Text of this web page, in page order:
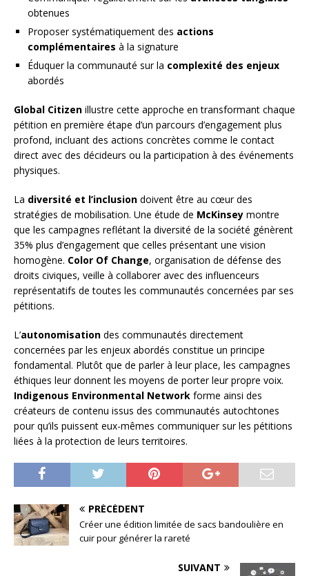
obtenues
Proposer systématiquement des actions
complémentaires à la signature
Éduquer la communauté sur la complexité des enjeux
abordés
Global Citizen illustre cette approche en transformant chaque
pétition en première étape d’un parcours d’engagement plus
profond, incluant des actions concrètes comme le contact
direct avec des décideurs ou la participation à des événements
physiques.
La diversité et l’inclusion doivent être au cœur des
stratégies de mobilisation. Une étude de McKinsey montre
que les campagnes reflétant la diversité de la société génèrent
35% plus d’engagement que celles présentant une vision
homogène. Color Of Change, organisation de défense des
droits civiques, veille à collaborer avec des influenceurs
représentatifs de toutes les communautés concernées par ses
pétitions.
L’autonomisation des communautés directement
concernées par les enjeux abordés constitue un principe
fondamental. Plutôt que de parler à leur place, les campagnes
éthiques leur donnent les moyens de porter leur propre voix.
Indigenous Environmental Network forme ainsi des
créateurs de contenu issus des communautés autochtones
pour qu’ils puissent eux-mêmes communiquer sur les pétitions
liées à la protection de leurs territoires.
PRÉCÉDENT
Créer une édition limitée de sacs bandoulière en
cuir pour générer la rareté
SUIVANT